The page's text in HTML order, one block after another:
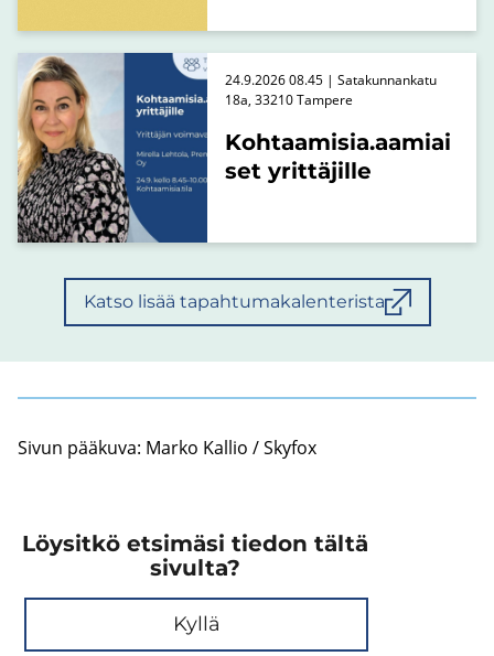
Kohtaamisia.aamiai
set yrittäjille
24.9.2026 08.45 | Satakunnankatu
18a, 33210 Tampere
Katso lisää tapahtumakalenterista
Sivun pää­ku­va: Marko Kal­lio / Skyfox
Löysitkö etsimäsi tiedon tältä
sivulta?
Kyllä